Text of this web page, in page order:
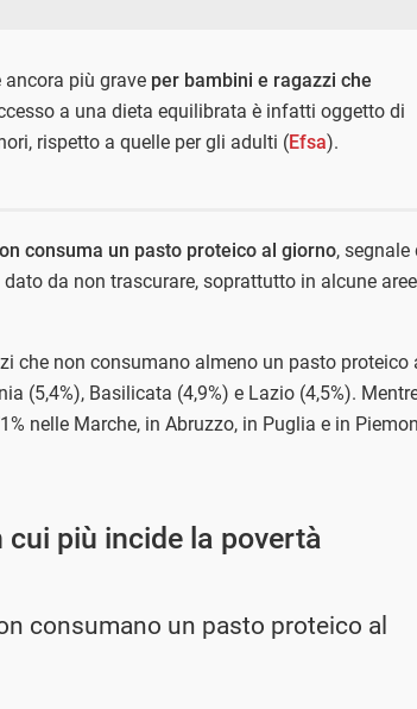
più grave per bambini e ragazzi che
a una dieta equilibrata è infatti oggetto di
rispetto a quelle per gli adulti (Efsa).
consuma un pasto proteico al giorno, segnale
da non trascurare, soprattutto in alcune
che non consumano almeno un pasto proteico
(5,4%), Basilicata (4,9%) e Lazio (4,5%).
nelle Marche, in Abruzzo, in Puglia e in
cui più incide la povertà
consumano un pasto proteico al